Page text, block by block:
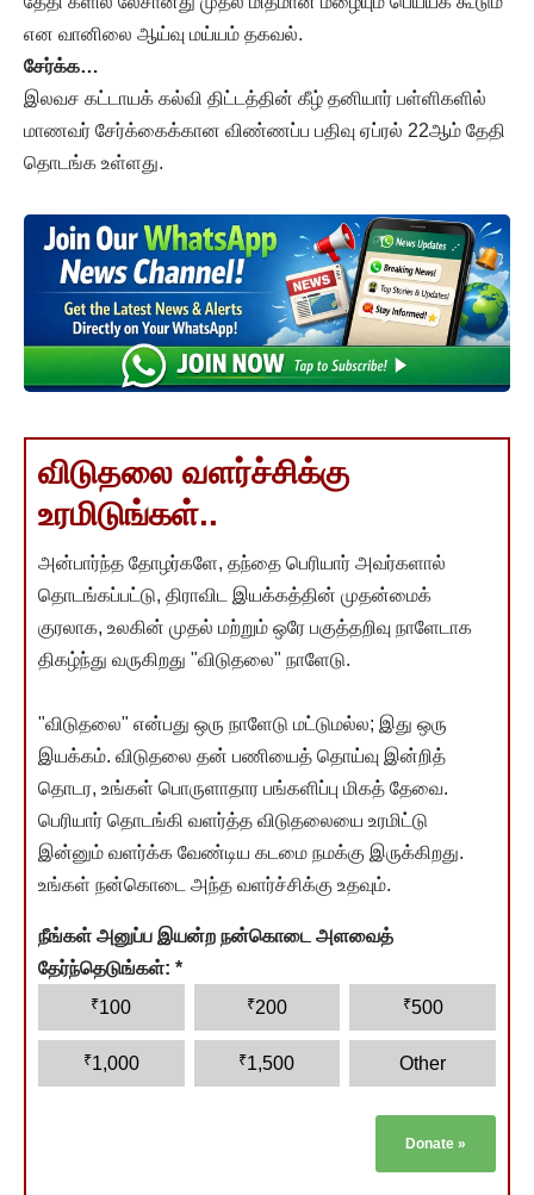
என வானிலை ஆய்வு மய்யம் தகவல்.
சேர்க்க…
இலவச கட்டாயக் கல்வி திட்டத்தின் கீழ் தனியார் பள்ளிகளில்
மாணவர் சேர்க்கைக்கான விண்ணப்ப பதிவு ஏப்ரல் 22ஆம் தேதி
தொடங்க உள்ளது.
விடுதலை வளர்ச்சிக்கு
உரமிடுங்கள்..
அன்பார்ந்த தோழர்களே, தந்தை பெரியார் அவர்களால்
தொடங்கப்பட்டு, திராவிட இயக்கத்தின் முதன்மைக்
குரலாக, உலகின் முதல் மற்றும் ஒரே பகுத்தறிவு நாளேடாக
திகழ்ந்து வருகிறது "விடுதலை" நாளேடு.
"விடுதலை" என்பது ஒரு நாளேடு மட்டுமல்ல; இது ஒரு
இயக்கம். விடுதலை தன் பணியைத் தொய்வு இன்றித்
தொடர, உங்கள் பொருளாதார பங்களிப்பு மிகத் தேவை.
பெரியார் தொடங்கி வளர்த்த விடுதலையை உரமிட்டு
இன்னும் வளர்க்க வேண்டிய கடமை நமக்கு இருக்கிறது.
உங்கள் நன்கொடை அந்த வளர்ச்சிக்கு உதவும்.
நீங்கள் அனுப்ப இயன்ற நன்கொடை அளவைத்
தேர்ந்தெடுங்கள்: *
₹100 ₹200 ₹500
₹1,000 ₹1,500 Other
Donate »